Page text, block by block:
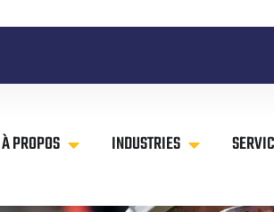
À PROPOS INDUSTRIES